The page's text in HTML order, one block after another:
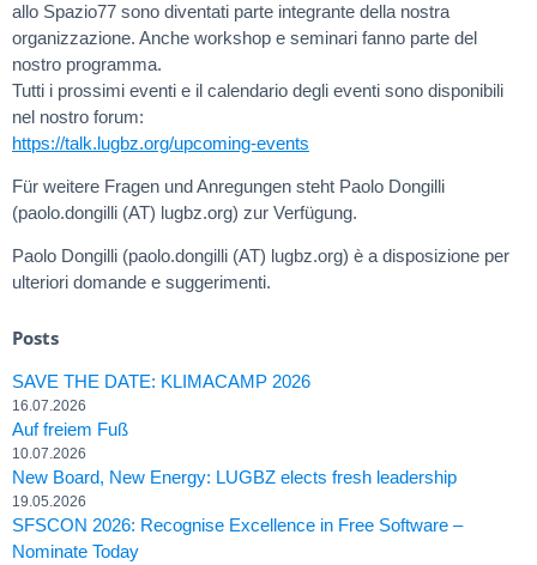
allo Spazio77 sono diventati parte integrante della nostra
organizzazione. Anche workshop e seminari fanno parte del
nostro programma.
Tutti i prossimi eventi e il calendario degli eventi sono disponibili
nel nostro forum:
https://talk.lugbz.org/upcoming-events
Für weitere Fragen und Anregungen steht Paolo Dongilli
(paolo.dongilli (AT) lugbz.org) zur Verfügung.
Paolo Dongilli (paolo.dongilli (AT) lugbz.org) è a disposizione per
ulteriori domande e suggerimenti.
Posts
SAVE THE DATE: KLIMACAMP 2026
16.07.2026
Auf freiem Fuß
10.07.2026
New Board, New Energy: LUGBZ elects fresh leadership
19.05.2026
SFSCON 2026: Recognise Excellence in Free Software –
Nominate Today